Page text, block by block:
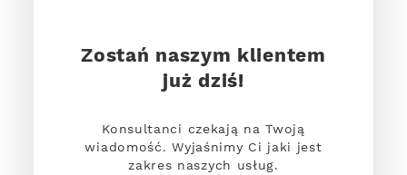
Zostań naszym klientem
już dziś!
Konsultanci czekają na Twoją
wiadomość. Wyjaśnimy Ci jaki jest
zakres naszych usług.